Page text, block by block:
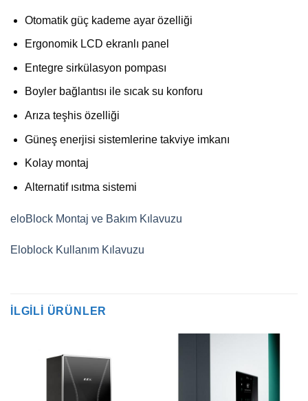
Otomatik güç kademe ayar özelliği
Ergonomik LCD ekranlı panel
Entegre sirkülasyon pompası
Boyler bağlantısı ile sıcak su konforu
Arıza teşhis özelliği
Güneş enerjisi sistemlerine takviye imkanı
Kolay montaj
Alternatif ısıtma sistemi
eloBlock Montaj ve Bakım Kılavuzu
Eloblock Kullanım Kılavuzu
İLGILI ÜRÜNLER